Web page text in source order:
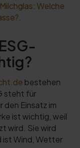
Welche
bestehen
steht für
den Einsatz im
ist wichtig, weil
wird. Sie wird
ist Wind, Wetter